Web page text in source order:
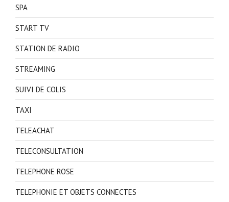
SPA
START TV
STATION DE RADIO
STREAMING
SUIVI DE COLIS
TAXI
TELEACHAT
TELECONSULTATION
TELEPHONE ROSE
TELEPHONIE ET OBJETS CONNECTES